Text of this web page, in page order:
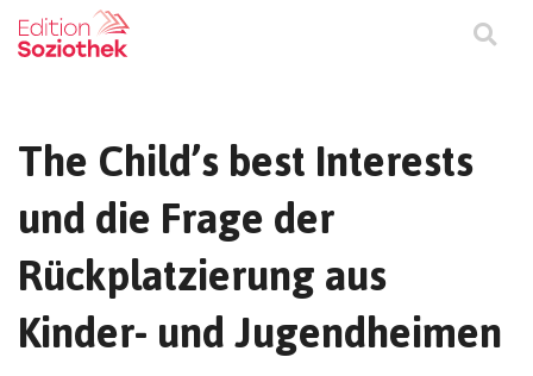
The Child’s best Interests
und die Frage der
Rückplatzierung aus
Kinder- und Jugendheimen